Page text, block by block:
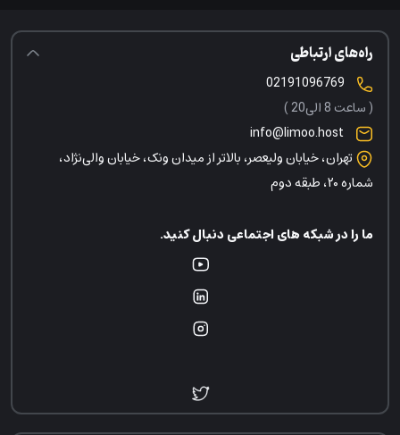
راه‌های ارتباطی
( ساعت 8 الی20 )
info@limoo.host
تهران، خیابان ولیعصر، بالاتر از میدان ونک، خیابان والی‌نژاد،
شماره ۲۰، طبقه دوم
ما را در شبکه های اجتماعی دنبال کنید.